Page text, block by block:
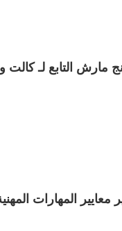
التابع لـ كالت
المهارات